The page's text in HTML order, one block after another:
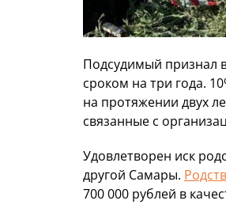
Подсудимый признал
сроком на три года.
на протяжении двух
связанные с
Удовлетворен иск
другой Самары.
700 000 рублей в